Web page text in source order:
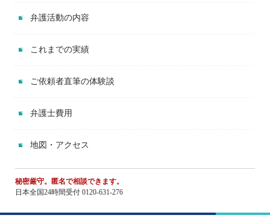
弁護活動の内容
これまでの実績
ご依頼者直筆の体験談
弁護士費用
地図・アクセス
秘密厳守。匿名で相談できます。
日本全国24時間受付 0120-631-276